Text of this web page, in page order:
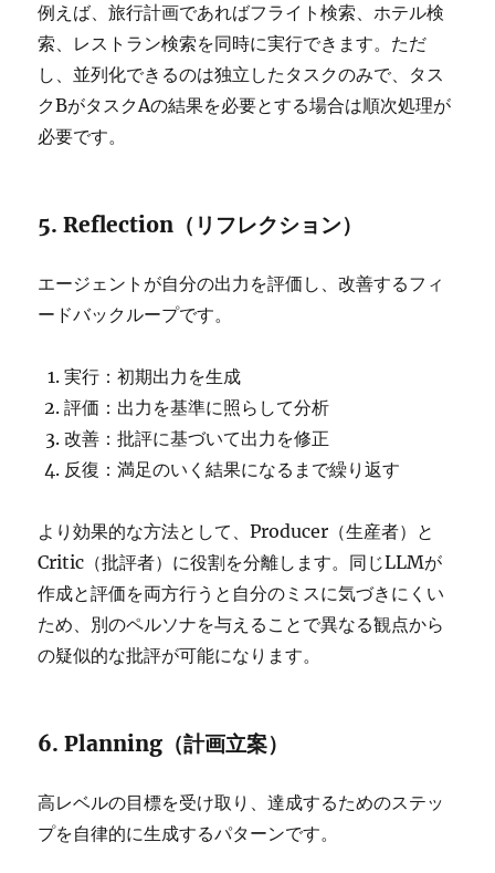
例えば、旅行計画であればフライト検索、ホテル検
索、レストラン検索を同時に実行できます。ただ
し、並列化できるのは独立したタスクのみで、タス
クBがタスクAの結果を必要とする場合は順次処理が
必要です。
5. Reflection（リフレクション）
エージェントが自分の出力を評価し、改善するフィ
ードバックループです。
実行：初期出力を生成
評価：出力を基準に照らして分析
改善：批評に基づいて出力を修正
反復：満足のいく結果になるまで繰り返す
より効果的な方法として、Producer（生産者）と
Critic（批評者）に役割を分離します。同じLLMが
作成と評価を両方行うと自分のミスに気づきにくい
ため、別のペルソナを与えることで異なる観点から
の疑似的な批評が可能になります。
6. Planning（計画立案）
高レベルの目標を受け取り、達成するためのステッ
プを自律的に生成するパターンです。